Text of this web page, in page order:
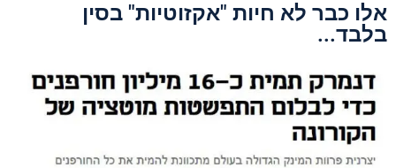
כבר לא חיות "אקזוטיות" בסין